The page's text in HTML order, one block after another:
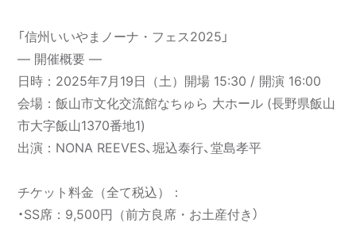
「信州いいやまノーナ・フェス2025」
― 開催概要 ―
日時：2025年7月19日（土）開場 15:30 / 開演 16:00
会場：飯山市文化交流館なちゅら 大ホール (長野県飯山
市大字飯山1370番地1)
出演：NONA REEVES、堀込泰行、堂島孝平
チケット料金（全て税込）：
・SS席：9,500円（前方良席・お土産付き）